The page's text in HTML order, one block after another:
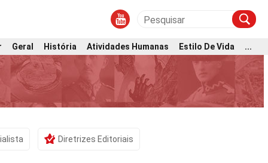
Geral História Atividades Humanas Estilo De Vida ...
Diretrizes Editoriais